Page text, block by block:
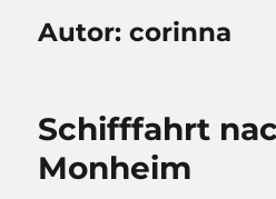
Autor:corinna
Schifffahrt
Monheim